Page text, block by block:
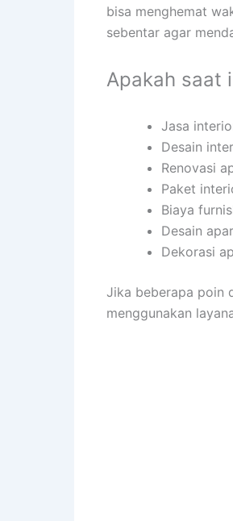
bisa menghemat
sebentar agar
Apakah saat
Jasa
Desain
Renovasi
Paket
Biaya
Desain
Dekorasi
Jika beberapa poin
menggunakan